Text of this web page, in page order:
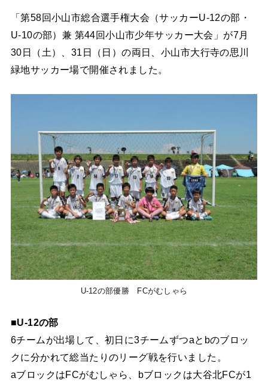
「第58回小山市総合選手権大会（サッカーU-12の部・
U-10の部）兼 第44回小山市少年サッカー大会」が7月
30日（土）、31日（日）の両日、小山市大行寺の思川
緑地サッカー場で開催されました。
U-12の部優勝 FCがむしゃら
■U-12の部
6チームが出場して、初日に3チームずつaとbのブロッ
クに分かれて総当たりのリーグ戦を行いました。
aブロックはFCがむしゃら、bブロックは大谷北FCが1